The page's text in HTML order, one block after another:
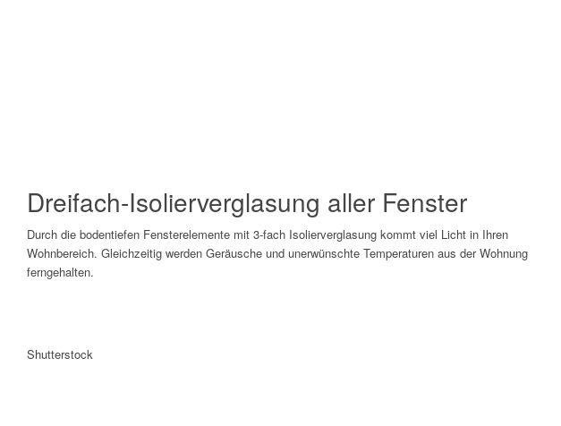
Dreifach-Isolierverglasung aller Fenster
Durch die bodentiefen Fensterelemente mit 3-fach Isolierverglasung kommt viel Licht in Ihren
Wohnbereich. Gleichzeitig werden Geräusche und unerwünschte Temperaturen aus der Wohnung
ferngehalten.
Shutterstock